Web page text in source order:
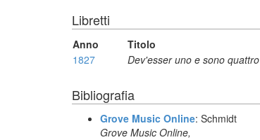
Libretti
Anno Titolo
1827
Dev'esser uno e sono quattro
Bibliografia
Grove Music Online: Schmidt
Grove Music Online,